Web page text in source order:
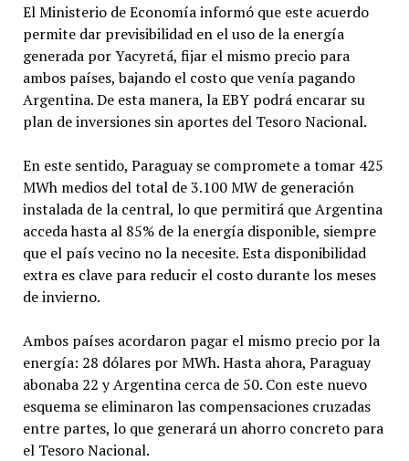
El Ministerio de Economía informó que este acuerdo
permite dar previsibilidad en el uso de la energía
generada por Yacyretá, fijar el mismo precio para
ambos países, bajando el costo que venía pagando
Argentina. De esta manera, la EBY podrá encarar su
plan de inversiones sin aportes del Tesoro Nacional.
En este sentido, Paraguay se compromete a tomar 425
MWh medios del total de 3.100 MW de generación
instalada de la central, lo que permitirá que Argentina
acceda hasta al 85% de la energía disponible, siempre
que el país vecino no la necesite. Esta disponibilidad
extra es clave para reducir el costo durante los meses
de invierno.
Ambos países acordaron pagar el mismo precio por la
energía: 28 dólares por MWh. Hasta ahora, Paraguay
abonaba 22 y Argentina cerca de 50. Con este nuevo
esquema se eliminaron las compensaciones cruzadas
entre partes, lo que generará un ahorro concreto para
el Tesoro Nacional.